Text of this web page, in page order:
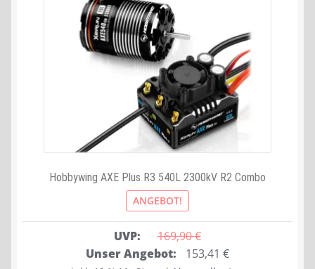
Hobbywing AXE Plus R3 540L 2300kV R2 Combo
ANGEBOT!
UVP: 169,90 €
Ursprünglicher
Unser Angebot: 153,41€Aktueller